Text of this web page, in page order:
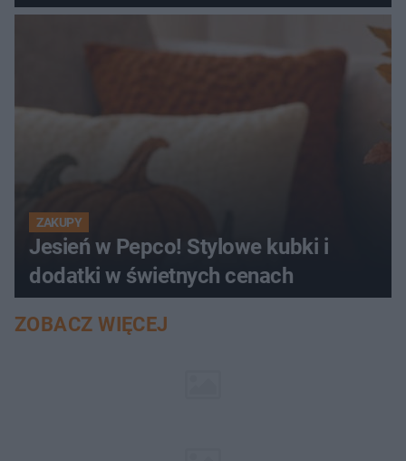
ZAKUPY
Jesień w Pepco! Stylowe kubki i
dodatki w świetnych cenach
ZOBACZ WIĘCEJ